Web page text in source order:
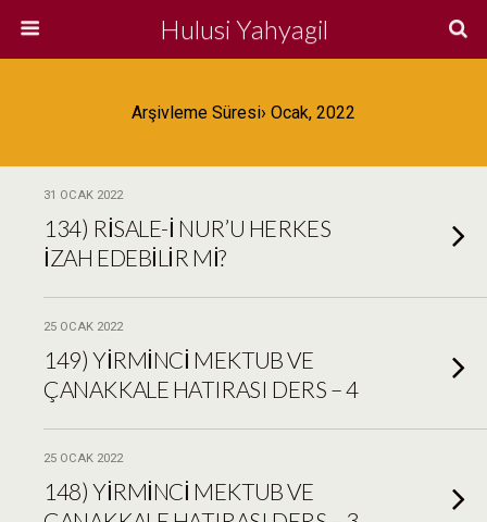
Hulusi Yahyagil
Arşivleme Süresi› Ocak, 2022
31 OCAK 2022
134) RİSALE-İ NUR’U HERKES
İZAH EDEBİLİR Mİ?
25 OCAK 2022
149) YİRMİNCİ MEKTUB VE
ÇANAKKALE HATIRASI DERS – 4
25 OCAK 2022
148) YİRMİNCİ MEKTUB VE